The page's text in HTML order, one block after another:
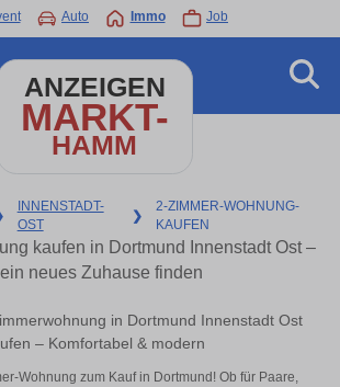
Auto Immo Job
ANZEIGEN
MARKT-
HAMM
INNENSTADT-
OST
❯
2-ZIMMER-WOHNUNG-
KAUFEN
kaufen in Dortmund Innenstadt Ost –
neues Zuhause finden
in Dortmund Innenstadt Ost
– Komfortabel & modern
Wohnung zum Kauf in Dortmund! Ob für Paare,